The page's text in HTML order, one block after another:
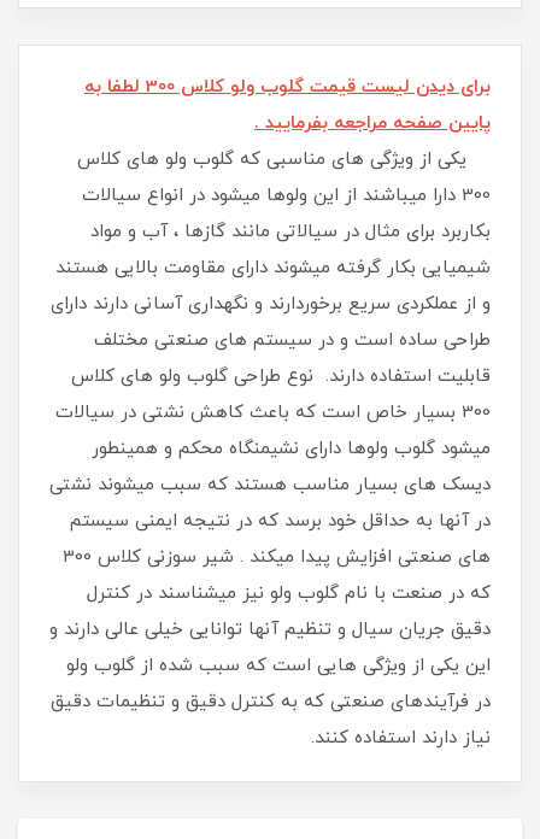
برای دیدن لیست قیمت گلوب ولو کلاس 300 لطفا به
پایین صفحه مراجعه بفرمایید .
یکی از ویژگی های مناسبی که گلوب ولو های کلاس
300 دارا میباشند از این ولوها میشود در انواع سیالات
بکاربرد برای مثال در سیالاتی مانند گازها ، آب و مواد
شیمیایی بکار گرفته میشوند دارای مقاومت بالایی هستند
و از عملکردی سریع برخوردارند و نگهداری آسانی دارند دارای
طراحی ساده است و در سیستم های صنعتی مختلف
قابلیت استفاده دارند. نوع طراحی گلوب ولو های کلاس
300 بسیار خاص است که باعث کاهش نشتی در سیالات
میشود گلوب ولوها دارای نشیمنگاه محکم و همینطور
دیسک های بسیار مناسب هستند که سبب میشوند نشتی
در آنها به حداقل خود برسد که در نتیجه ایمنی سیستم
های صنعتی افزایش پیدا میکند . شیر سوزنی کلاس 300
که در صنعت با نام گلوب ولو نیز میشناسند در کنترل
دقیق جریان سیال و تنظیم آنها توانایی خیلی عالی دارند و
این یکی از ویژگی هایی است که سبب شده از گلوب ولو
در فرآیندهای صنعتی که به کنترل دقیق و تنظیمات دقیق
نیاز دارند استفاده کنند.